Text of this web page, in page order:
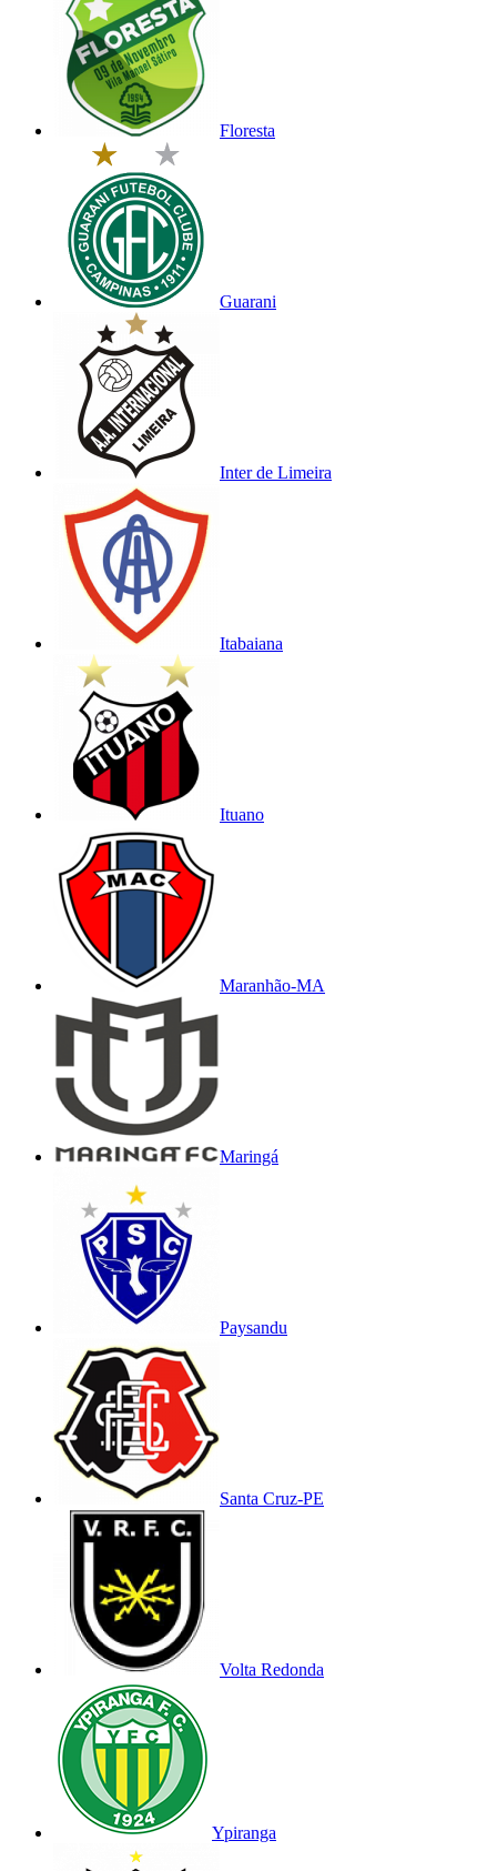
Floresta
Guarani
Inter de Limeira
Itabaiana
Ituano
Maranhão-MA
Maringá
Paysandu
Santa Cruz-PE
Volta Redonda
Ypiranga